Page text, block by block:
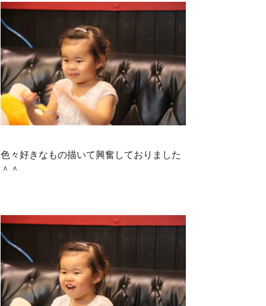
色々好きなもの描いて興奮しておりました
＾＾